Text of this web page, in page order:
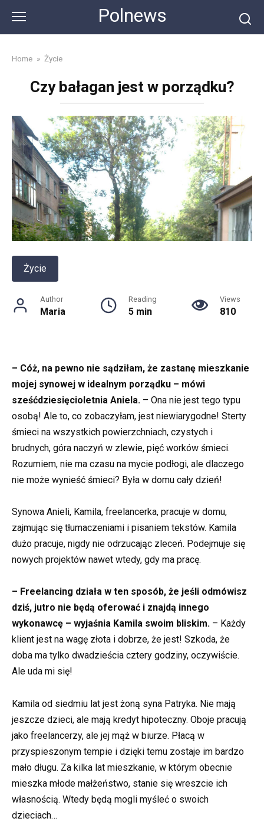
content
Polnews
Home » Życie
Czy bałagan jest w porządku?
Życie
Author
Maria
Reading
5 min
Views
810
– Cóż, na pewno nie sądziłam, że zastanę mieszkanie
mojej synowej w idealnym porządku – mówi
sześćdziesięcioletnia Aniela. – Ona nie jest tego typu
osobą! Ale to, co zobaczyłam, jest niewiarygodne! Sterty
śmieci na wszystkich powierzchniach, czystych i
brudnych, góra naczyń w zlewie, pięć worków śmieci.
Rozumiem, nie ma czasu na mycie podłogi, ale dlaczego
nie może wynieść śmieci? Była w domu cały dzień!
Synowa Anieli, Kamila, freelancerka, pracuje w domu,
zajmując się tłumaczeniami i pisaniem tekstów. Kamila
dużo pracuje, nigdy nie odrzucając zleceń. Podejmuje się
nowych projektów nawet wtedy, gdy ma pracę.
– Freelancing działa w ten sposób, że jeśli odmówisz
dziś, jutro nie będą oferować i znajdą innego
wykonawcę – wyjaśnia Kamila swoim bliskim. – Każdy
klient jest na wagę złota i dobrze, że jest! Szkoda, że
doba ma tylko dwadzieścia cztery godziny, oczywiście.
Ale uda mi się!
Kamila od siedmiu lat jest żoną syna Patryka. Nie mają
jeszcze dzieci, ale mają kredyt hipoteczny. Oboje pracują
jako freelancerzy, ale jej mąż w biurze. Płacą w
przyspieszonym tempie i dzięki temu zostaje im bardzo
mało długu. Za kilka lat mieszkanie, w którym obecnie
mieszka młode małżeństwo, stanie się wreszcie ich
własnością. Wtedy będą mogli myśleć o swoich
dzieciach…